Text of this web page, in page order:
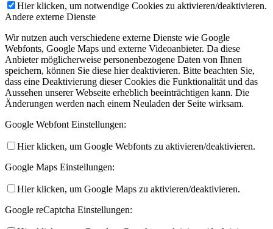
Hier klicken, um notwendige Cookies zu aktivieren/deaktivieren.
Andere externe Dienste
Wir nutzen auch verschiedene externe Dienste wie Google
Webfonts, Google Maps und externe Videoanbieter. Da diese
Anbieter möglicherweise personenbezogene Daten von Ihnen
speichern, können Sie diese hier deaktivieren. Bitte beachten Sie,
dass eine Deaktivierung dieser Cookies die Funktionalität und das
Aussehen unserer Webseite erheblich beeinträchtigen kann. Die
Änderungen werden nach einem Neuladen der Seite wirksam.
Google Webfont Einstellungen:
Hier klicken, um Google Webfonts zu aktivieren/deaktivieren.
Google Maps Einstellungen:
Hier klicken, um Google Maps zu aktivieren/deaktivieren.
Google reCaptcha Einstellungen: